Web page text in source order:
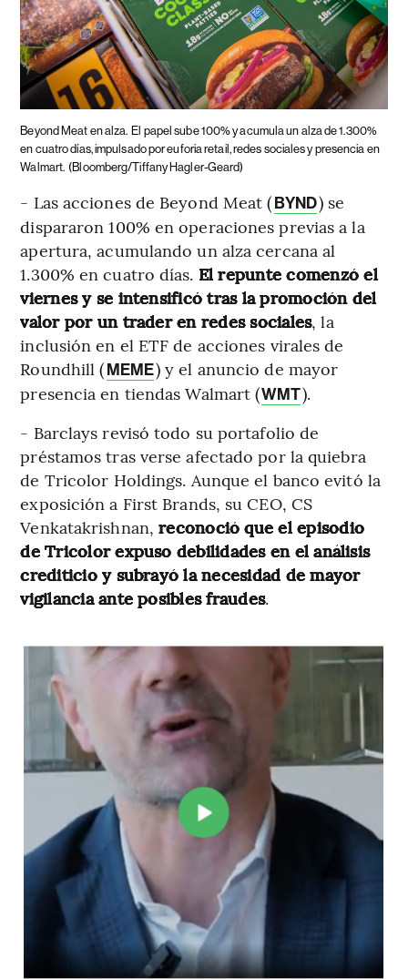
Beyond Meat en alza. El papel sube 100% y acumula un alza de 1.300%
en cuatro días, impulsado por euforia retail, redes sociales y presencia en
Walmart. (Bloomberg/Tiffany Hagler-Geard)
- Las acciones de Beyond Meat (BYND) se
dispararon 100% en operaciones previas a la
apertura, acumulando un alza cercana al
1.300% en cuatro días. El repunte comenzó el
viernes y se intensificó tras la promoción del
valor por un trader en redes sociales, la
inclusión en el ETF de acciones virales de
Roundhill (MEME) y el anuncio de mayor
presencia en tiendas Walmart (WMT).
- Barclays revisó todo su portafolio de
préstamos tras verse afectado por la quiebra
de Tricolor Holdings. Aunque el banco evitó la
exposición a First Brands, su CEO, CS
Venkatakrishnan,reconoció que el episodio
de Tricolor expuso debilidades en el análisis
crediticio y subrayó la necesidad de mayor
vigilancia ante posibles fraudes.